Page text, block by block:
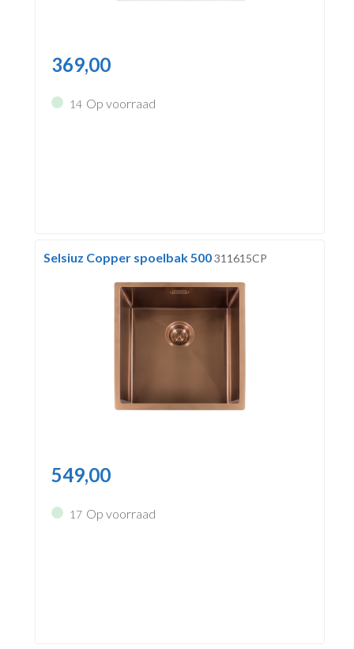
369,00
14 Op voorraad
Selsiuz Copper spoelbak 500311615CP
549,00
17 Op voorraad